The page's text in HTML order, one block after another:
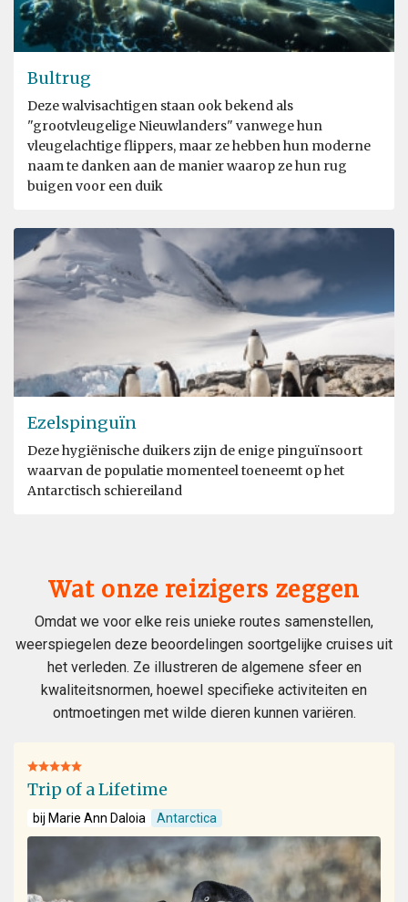
Bultrug
Deze walvisachtigen staan ook bekend als
"grootvleugelige Nieuwlanders" vanwege hun
vleugelachtige flippers, maar ze hebben hun moderne
naam te danken aan de manier waarop ze hun rug
buigen voor een duik
Ezelspinguïn
Deze hygiënische duikers zijn de enige pinguïnsoort
waarvan de populatie momenteel toeneemt op het
Antarctisch schiereiland
Wat onze reizigers zeggen
Omdat we voor elke reis unieke routes samenstellen,
weerspiegelen deze beoordelingen soortgelijke cruises uit
het verleden. Ze illustreren de algemene sfeer en
kwaliteitsnormen, hoewel specifieke activiteiten en
ontmoetingen met wilde dieren kunnen variëren.
Trip of a Lifetime
bij Marie Ann Daloia Antarctica